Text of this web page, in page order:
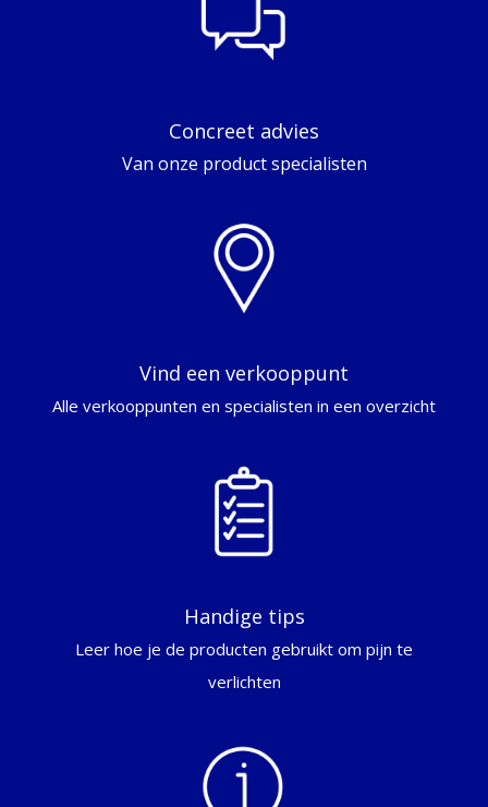
Concreet advies
Van onze product specialisten
Vind een verkooppunt
Alle verkooppunten en specialisten in een overzicht
Handige tips
Leer hoe je de producten gebruikt om pijn te
verlichten